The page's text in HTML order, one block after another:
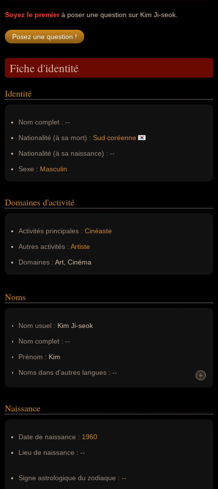
Soyez le premierà poser une question sur Kim Ji-seok.
Fiche d'identité
Identité
Nom complet : --
Nationalité (à sa mort) : Sud coréenne
Nationalité (à sa naissance) : --
Sexe : Masculin
Domaines d'activité
Activités principales : Cinéaste
Autres activités : Artiste
Domaines : Art, Cinéma
Noms
Nom usuel : Kim Ji-seok
Nom complet : --
Prénom : Kim
Noms dans d'autres langues : --
Nom de famille :Ji-seok
+
+
Naissance
Date de naissance : 1960
Lieu de naissance : --
Signe astrologique du zodiaque : --